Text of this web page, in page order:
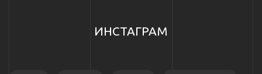
ИНСТАГРАМ